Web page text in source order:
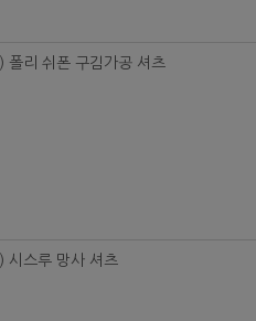
폴리 쉬폰 구김가공 셔츠
시스루 망사 셔츠